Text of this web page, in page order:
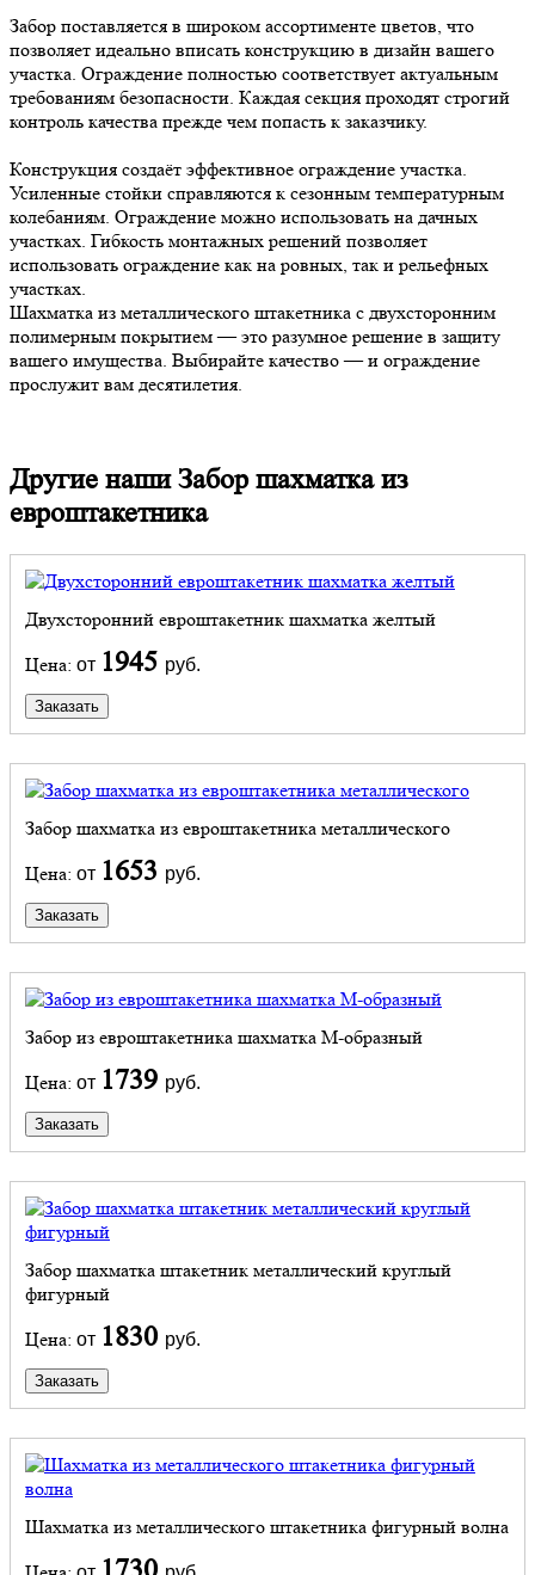
Забор поставляется в широком ассортименте цветов, что
позволяет идеально вписать конструкцию в дизайн вашего
участка. Ограждение полностью соответствует актуальным
требованиям безопасности. Каждая секция проходят строгий
контроль качества прежде чем попасть к заказчику.
Конструкция создаёт эффективное ограждение участка.
Усиленные стойки справляются к сезонным температурным
колебаниям. Ограждение можно использовать на дачных
участках. Гибкость монтажных решений позволяет
использовать ограждение как на ровных, так и рельефных
участках.
Шахматка из металлического штакетника с двухсторонним
полимерным покрытием — это разумное решение в защиту
вашего имущества. Выбирайте качество — и ограждение
прослужит вам десятилетия.
Другие наши Забор шахматка из
евроштакетника
Двухсторонний евроштакетник шахматка желтый
Цена: от 1945 руб.
Заказать
Забор шахматка из евроштакетника металлического
Цена: от 1653 руб.
Заказать
Забор из евроштакетника шахматка М-образный
Цена: от 1739 руб.
Заказать
Забор шахматка штакетник металлический круглый
фигурный
Цена: от 1830 руб.
Заказать
Шахматка из металлического штакетника фигурный волна